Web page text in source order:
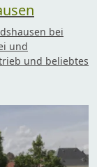
bei
und
und beliebtes